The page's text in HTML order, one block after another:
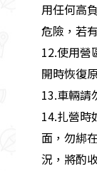
用任何高
危險，若
12.使用營
開時恢復
13.車輛請
14.扎營時
面，勿綁
況，將酌